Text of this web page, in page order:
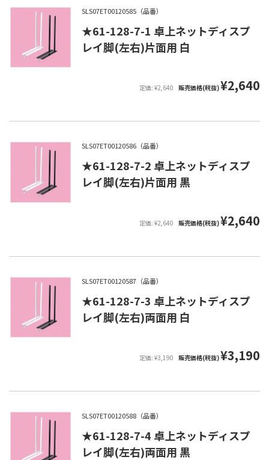
SLS07ET00120585（品番）
★61-128-7-1 卓上ネットディスプ
レイ脚(左右)片面用 白
定価: ¥2,640 販売価格(税抜)¥2,640
SLS07ET00120586（品番）
★61-128-7-2 卓上ネットディスプ
レイ脚(左右)片面用 黒
定価: ¥2,640 販売価格(税抜)¥2,640
SLS07ET00120587（品番）
★61-128-7-3 卓上ネットディスプ
レイ脚(左右)両面用 白
定価: ¥3,190 販売価格(税抜)¥3,190
SLS07ET00120588（品番）
★61-128-7-4 卓上ネットディスプ
レイ脚(左右)両面用 黒